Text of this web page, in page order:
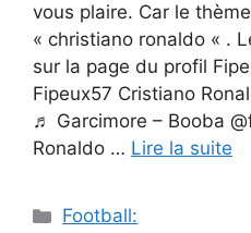
vous plaire. Car le
« christiano ronaldo « .
sur la page du profil
Fipeux57 Cristiano
♬ Garcimore – Booba
Ronaldo … Lire la suite
Catégories
Football: